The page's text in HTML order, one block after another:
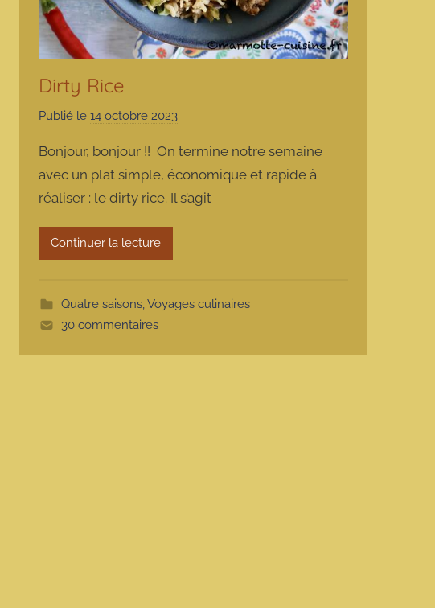
Dirty Rice
Publié le 14 octobre 2023
r
m
a
t
Bonjour, bonjour !! On termine notre semaine
avec un plat simple, économique et rapide à
réaliser : le dirty rice. Il s’agit
Continuer la lecture
Quatre saisons,Voyages culinaires
30 commentaires